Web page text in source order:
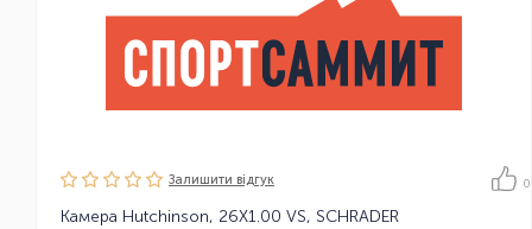
Залишити вiдгук 0
Камера Hutchinson, 26X1.00 VS, SCHRADER